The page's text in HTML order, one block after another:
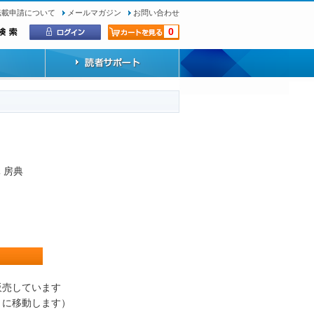
載申請について メールマガジン お問い合わせ
0
房典
しています
移動します）